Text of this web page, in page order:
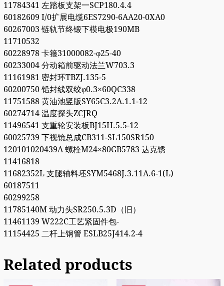
11784341 左踏板支架一SCP180.4.4
60182609 I/0扩展电缆6ES7290-6AA20-0XA0
60267003 链轨节终锻下模电极190MB
11710532
60228978 卡箍31000082-φ25-40
60233004 分动箱前驱动法兰W703.3
11161981 密封环TBZJ.135-5
60200750 铅封线双绞φ0.3×60QC338
11751588 黄油池竖版SY65C3.2A.1.1-12
60274714 温度探头ZCJRQ
11496541 支重轮安装板BJ15H.5.5-12
60025739 下视镜总成CB311-SL150SR150
120101020439A 螺栓M24×80GB5783 达克锈
11416818
11682352L 支腿轴料坯SYM5468J.3.11A.6-1(L)
60187511
60299258
11785140M 动力头SR250.5.3D（旧）
11461139 W222C工艺紧固件包-
11154425 二杆上钢管 ESLB25J414.2-4
Related products